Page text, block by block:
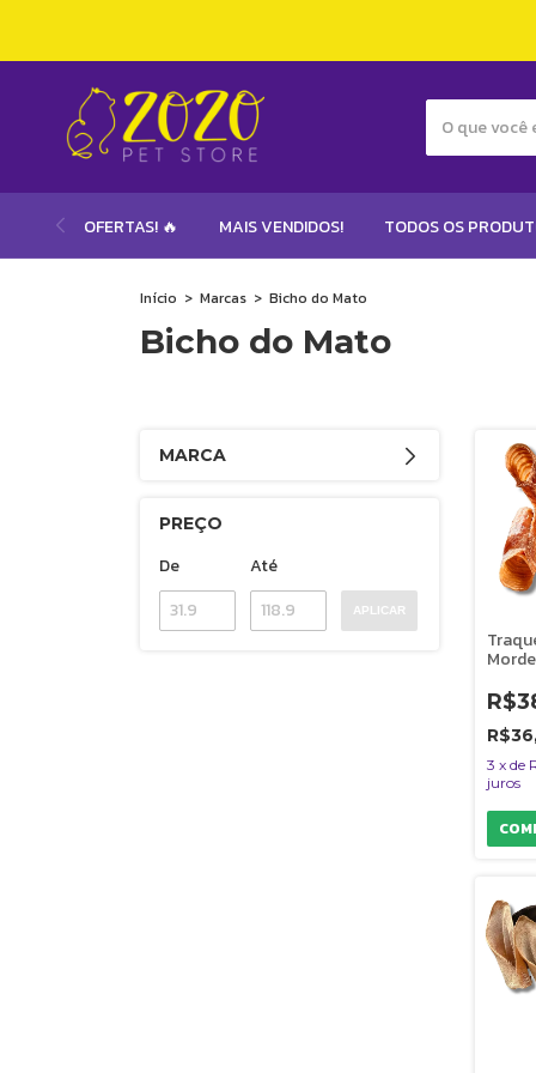
OFERTAS! 🔥 MAIS VENDIDOS! TODOS OS
Início > Marcas > Bicho do Mato
Bicho do Mato
MARCA
PREÇO
De Até
APLICAR
Uni
3 x de
juros